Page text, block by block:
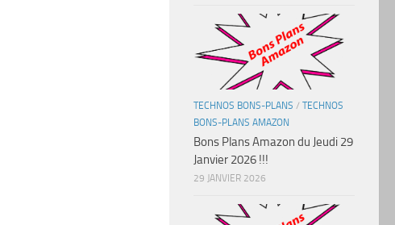
TECHNOS BONS-PLANS / TECHNOS
BONS-PLANS AMAZON
Bons Plans Amazon du Jeudi 29
Janvier 2026 !!!
29 JANVIER 2026